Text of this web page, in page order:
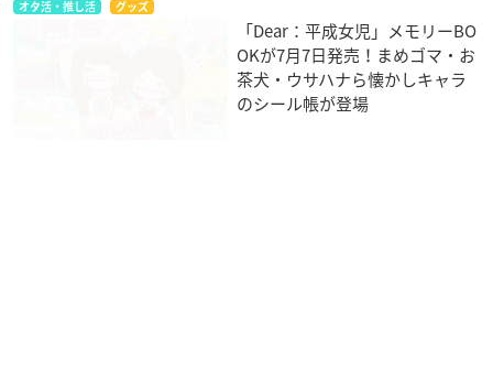
オタ活・推し活 グッズ
「Dear：平成女児」メモリーBO
OKが7月7日発売！まめゴマ・お
茶犬・ウサハナら懐かしキャラ
のシール帳が登場